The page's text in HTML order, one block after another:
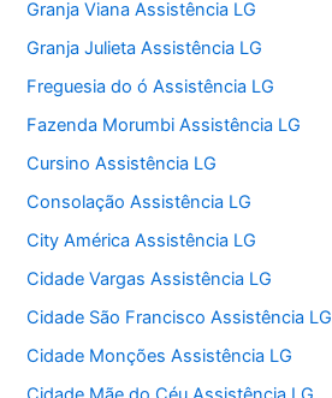
Granja Viana Assistência LG
Granja Julieta Assistência LG
Freguesia do ó Assistência LG
Fazenda Morumbi Assistência LG
Cursino Assistência LG
Consolação Assistência LG
City América Assistência LG
Cidade Vargas Assistência LG
Cidade São Francisco Assistência LG
Cidade Monções Assistência LG